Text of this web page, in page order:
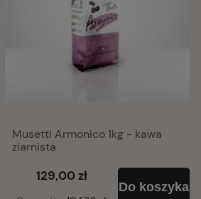
Musetti Armonico 1kg - kawa
ziarnista
129,00 zł
Do koszyka